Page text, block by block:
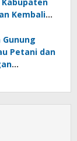
Kembali
Petani dan